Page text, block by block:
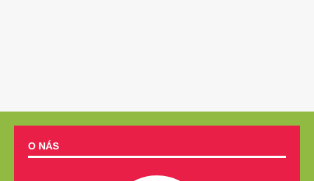
O NÁS